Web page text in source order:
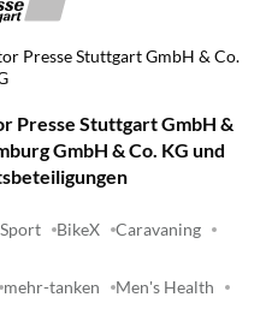
Presse Stuttgart GmbH & Co.
Presse Stuttgart GmbH &
GmbH & Co. KG und
BikeX Caravaning
mehr-tanken Men's Health